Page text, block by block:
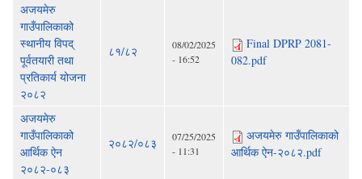
अजयमेरु
गाउँपालिकाको
स्थानीय विपद्
पूर्वतयारी तथा
प्रतिकार्य योजना
२०८२
८१/८२
08/02/2025
- 16:52
Final DPRP 2081-
082.pdf
अजयमेरु
गाउँपालिकाको
आर्थिक ऐन
२०८२-०८३
२०८२/०८३
07/25/2025
- 11:31
अजयमेरु गाउँपालिकाको
आर्थिक ऐन-२०८२.pdf